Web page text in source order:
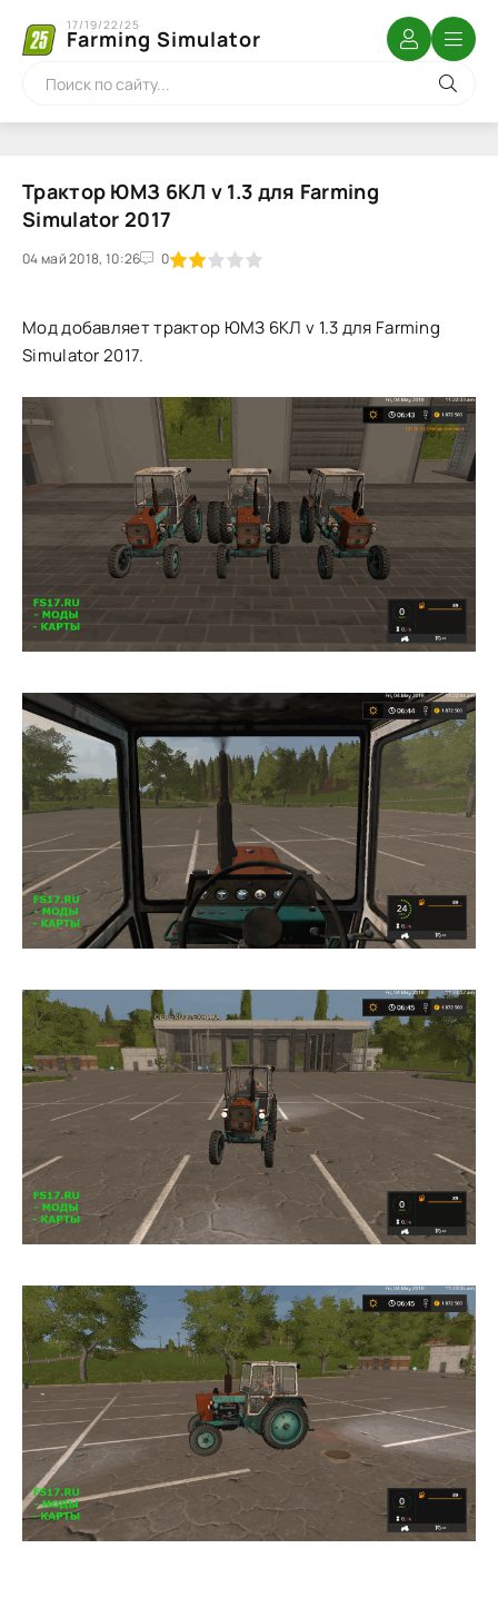
Farming Simulator
17/19/22/25
Трактор ЮМЗ 6КЛ v 1.3 для Farming
Simulator 2017
04 май 2018, 10:26 0
1 2 3 4 5
Мод добавляет трактор ЮМЗ 6КЛ v 1.3 для Farming
Simulator 2017.